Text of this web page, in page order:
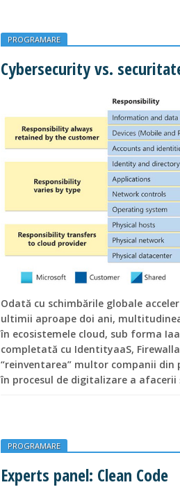
PROGRAMARE
Cybersecurity vs.
Odată cu schimbările globale
ultimii aproape doi ani,
în ecosistemele cloud, sub forma
completată cu IdentityaaS,
“reinventarea” multor companii
în procesul de digitalizare a
PROGRAMARE
Experts panel: Clean Code